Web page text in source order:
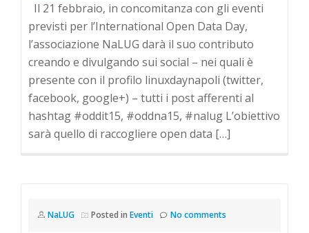
Il 21 febbraio, in concomitanza con gli eventi
previsti per l’International Open Data Day,
l’associazione NaLUG darà il suo contributo
creando e divulgando sui social – nei quali è
presente con il profilo linuxdaynapoli (twitter,
facebook, google+) – tutti i post afferenti al
hashtag #oddit15, #oddna15, #nalug L’obiettivo
sarà quello di raccogliere open data […]
NaLUG Posted in Eventi No comments